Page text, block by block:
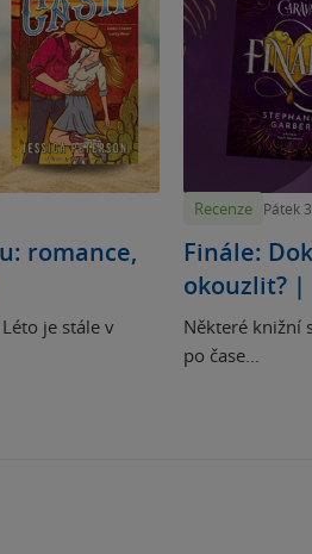
romance,
je stále v
Recenze Pátek
Finále:
okouzlit? |
Některé knižní
po čase...